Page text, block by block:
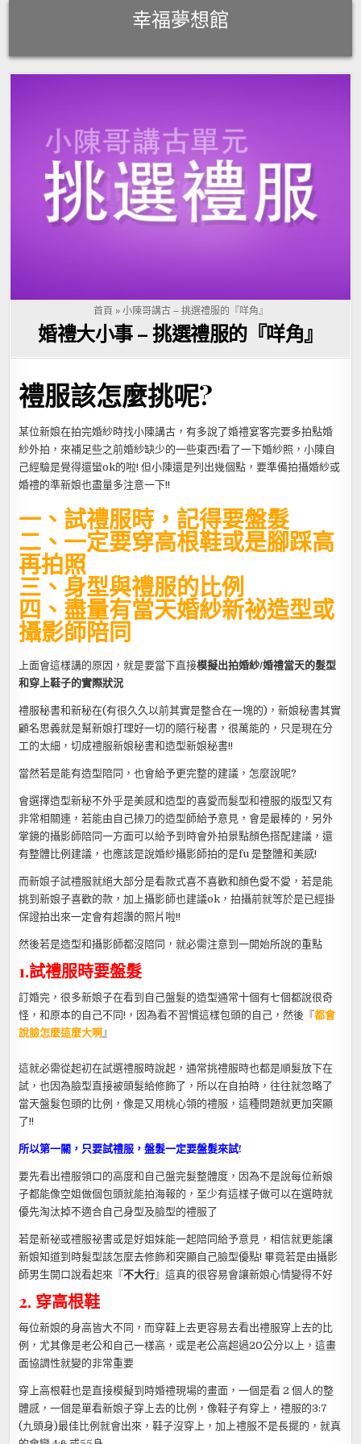
幸福夢想館
首頁 »小陳哥講古 – 挑選禮服的『咩角』
婚禮大小事 – 挑選禮服的『咩角』
禮服該怎麼挑呢?
某位新娘在拍完婚紗時找小陳講古，有多說了婚禮宴客完要多拍點婚
紗外拍，來補足些之前婚紗缺少的一些東西!看了一下婚紗照，小陳自
己經驗是覺得還蠻ok的啦! 但小陳還是列出幾個點，要準備拍攝婚紗或
婚禮的準新娘也盡量多注意一下!!
一、試禮服時，記得要盤髮
二、一定要穿高根鞋或是腳踩高
再拍照
三、身型與禮服的比例
四、盡量有當天婚紗新祕造型或
攝影師陪同
上面會這樣講的原因，就是要當下直接模擬出拍婚紗/婚禮當天的髮型
和穿上鞋子的實際狀況
禮服秘書和新秘在(有很久久以前其實是整合在一塊的)，新娘秘書其實
顧名思義就是幫新娘打理好一切的隨行秘書，很萬能的，只是現在分
工的太細，切成禮服新娘秘書和造型新娘秘書!!
當然若是能有造型陪同，也會給予更完整的建議，怎麼說呢?
會選擇造型新秘不外乎是美感和造型的喜愛而髮型和禮服的版型又有
非常相關連，若能由自己操刀的造型師給予意見，會是最棒的，另外
掌鏡的攝影師陪同一方面可以給予到時會外拍景點顏色搭配建議，還
有整體比例建議，也應該是說婚紗攝影師拍的是fu 是整體和美感!
而新娘子試禮服就絕大部分是看款式喜不喜歡和顏色愛不愛，若是能
挑到新娘子喜歡的款，加上攝影師也建議ok，拍攝前就等於是已經掛
保證拍出來一定會有超讚的照片啦!!
然後若是造型和攝影師都沒陪同，就必需注意到一開始所說的重點
1.試禮服時要盤髮
訂婚完，很多新娘子在看到自己盤髮的造型通常十個有七個都說很奇
怪，和原本的自己不同!，因為看不習慣這樣包頭的自己，然後『都會
說臉怎麼這麼大啊 』
這就必需從起初在試選禮服時說起，通常挑禮服時也都是順髮放下在
試，也因為臉型直接被頭髮給修飾了，所以在自拍時，往往就忽略了
當天盤髮包頭的比例，像是又用桃心領的禮服，這種問題就更加突顯
了!!
所以第一關，只要試禮服，盤髮一定要盤髮來試!
要先看出禮服領口的高度和自己盤完髮整體度，因為不是說每位新娘
子都能像空姐做個包頭就能拍海報的，至少有這樣子做可以在選時就
優先淘汰掉不適合自己身型及臉型的禮服了
若是新祕或禮服祕書或是好姐妹能一起陪同給予意見，相信就更能讓
新娘知道到時髮型該怎麼去修飾和突顯自己臉型優點! 畢竟若是由攝影
師男生開口說看起來『不大行 』這真的很容易會讓新娘心情變得不好
2. 穿高根鞋
每位新娘的身高皆大不同，而穿鞋上去更容易去看出禮服穿上去的比
例，尤其像是老公和自己一樣高，或是老公高超過20公分以上，這畫
面協調性就變的非常重要
穿上高根鞋也是直接模擬到時婚禮現場的畫面，一個是看 2 個人的整
體感，一個是單看新娘子穿上去的比例，像鞋子有穿上，禮服的3:7
(九頭身)最佳比例就會出來，鞋子沒穿上，加上禮服不是長擺的，就真